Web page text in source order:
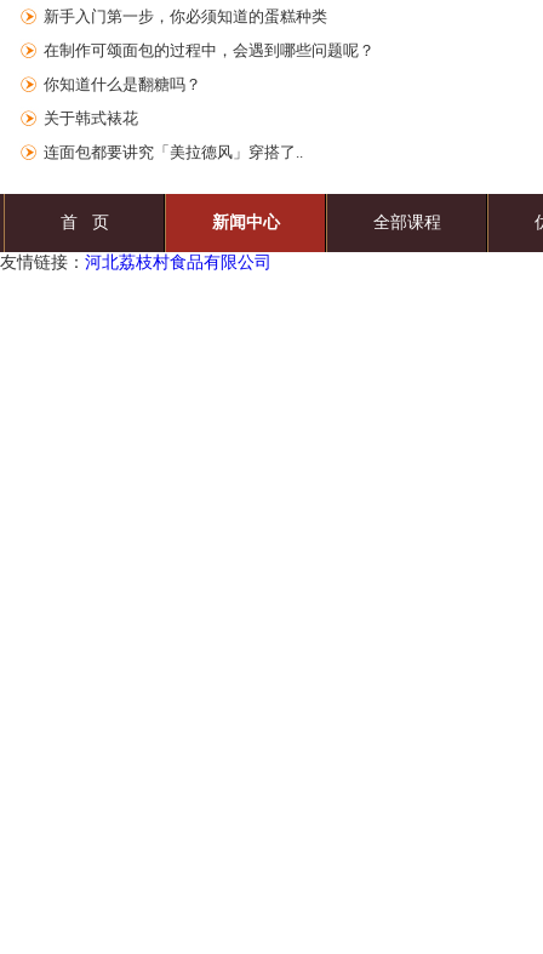
新手入门第一步，你必须知道的蛋糕种类
在制作可颂面包的过程中，会遇到哪些问题呢？
你知道什么是翻糖吗？
关于韩式裱花
连面包都要讲究「美拉德风」穿搭了..
全部课程
新闻中心
首 页
友情链接： 河北荔枝村食品有限公司